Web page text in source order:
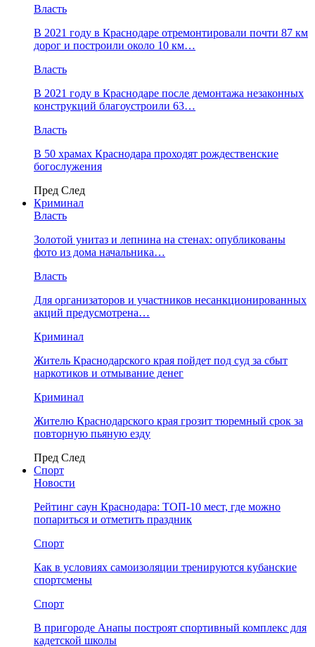
Власть
В 2021 году в Краснодаре отремонтировали почти 87 км
дорог и построили около 10 км…
Власть
В 2021 году в Краснодаре после демонтажа незаконных
конструкций благоустроили 63…
Власть
В 50 храмах Краснодара проходят рождественские
богослужения
Пред След
Криминал
Власть
​Золотой унитаз и лепнина на стенах: опубликованы
фото из дома начальника…
Власть
Для организаторов и участников несанкционированных
акций предусмотрена…
Криминал
Житель Краснодарского края пойдет под суд за сбыт
наркотиков и отмывание денег
Криминал
Жителю Краснодарского края грозит тюремный срок за
повторную пьяную езду
Пред След
Спорт
Новости
Рейтинг саун Краснодара: ТОП-10 мест, где можно
попариться и отметить праздник
Спорт
Как в условиях самоизоляции тренируются кубанские
спортсмены
Спорт
В пригороде Анапы построят спортивный комплекс для
кадетской школы